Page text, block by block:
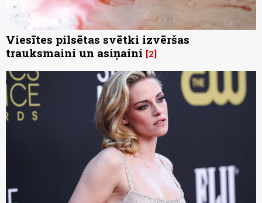
Viesītes pilsētas svētki izvēršas
trauksmaini un asiņaini 2